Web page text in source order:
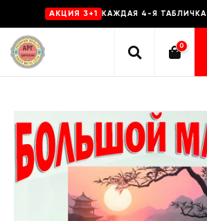
AKЦИЯ 3+1 КАЖДАЯ 4-Я ТАБЛИЧКА
0